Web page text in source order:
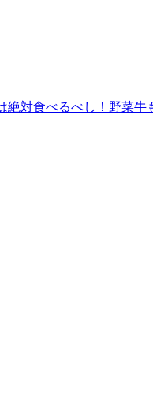
絶対食べるべし！野菜